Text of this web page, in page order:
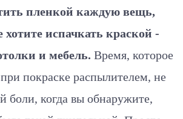
пленкой каждую вещь,
испачкать краской -
и мебель. Время, которое
покраске распылителем, не
боли, когда вы обнаружите,